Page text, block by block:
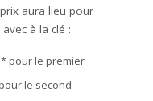
aura lieu pour
à la clé :
pour le premier
le second